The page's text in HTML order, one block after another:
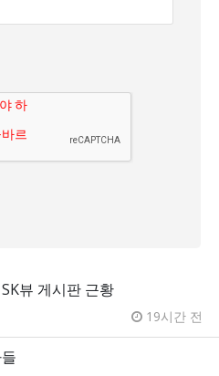
뷰 게시판 근황
19시간 전